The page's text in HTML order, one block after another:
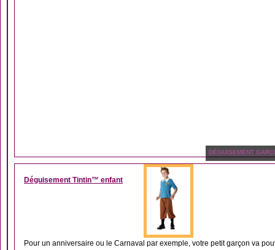
DÉGUISEMENT
Déguisement Tintin™ enfant
Pour un anniversaire ou le Carnaval par exemple, votre petit garçon va